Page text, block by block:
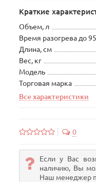
Краткие
Объем, л
Время разогрева до
Длина, см
Вес, кг
Модель
Торговая марка
Все характеристики
0
Если у Вас
наличию, Вы
Наш менеджер